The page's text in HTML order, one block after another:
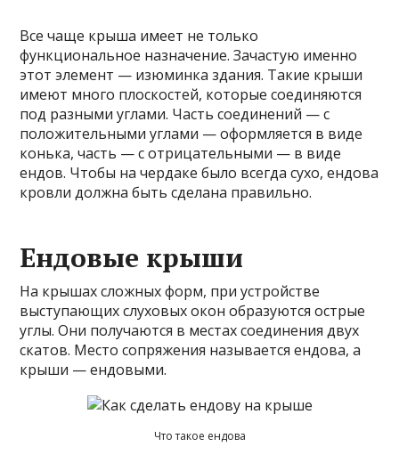
Все чаще крыша имеет не только
функциональное назначение. Зачастую именно
этот элемент — изюминка здания. Такие крыши
имеют много плоскостей, которые соединяются
под разными углами. Часть соединений — с
положительными углами — оформляется в виде
конька, часть — с отрицательными — в виде
ендов. Чтобы на чердаке было всегда сухо, ендова
кровли должна быть сделана правильно.
Ендовые крыши
На крышах сложных форм, при устройстве
выступающих слуховых окон образуются острые
углы. Они получаются в местах соединения двух
скатов. Место сопряжения называется ендова, а
крыши — ендовыми.
Что такое ендова